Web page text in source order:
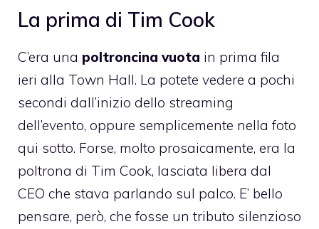
La prima di Tim Cook
C’era una poltroncina vuota in prima fila
ieri alla Town Hall. La potete vedere a pochi
secondi dall’inizio dello streaming
dell’evento, oppure semplicemente nella foto
qui sotto. Forse, molto prosaicamente, era la
poltrona di Tim Cook, lasciata libera dal
CEO che stava parlando sul palco. E’ bello
pensare, però, che fosse un tributo silenzioso